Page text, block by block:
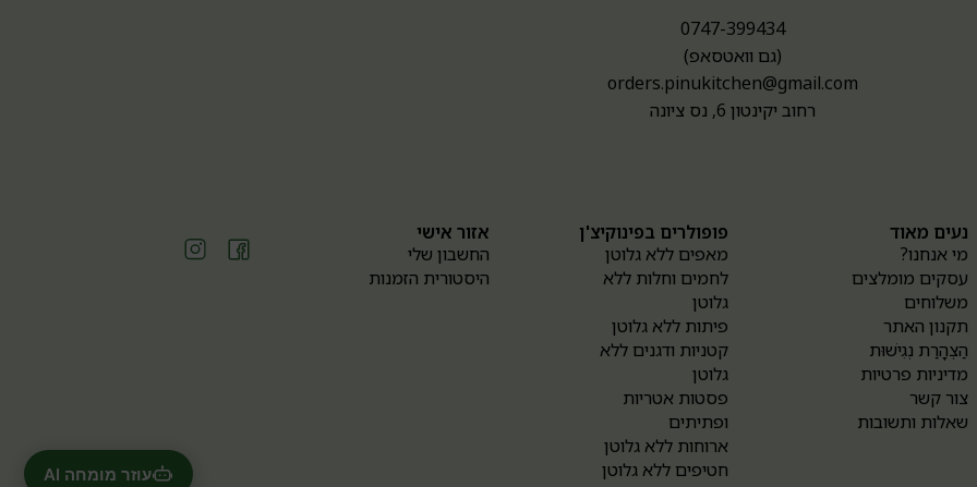
0747-399434
(גם וואטסאפ)
orders.pinukitchen@gmail.com
רחוב יקינטון 6, נס ציונה
נעים מאוד
מי אנחנו?
עסקים מומלצים
משלוחים
תקנון האתר
הַצְהָרַת נְגִישׁוּת
מדיניות פרטיות
צור קשר
שאלות ותשובות
פופולרים בפינוקיצ'ן
מאפים ללא גלוטן
לחמים וחלות ללא
גלוטן
פיתות ללא גלוטן
קטניות ודגנים ללא
גלוטן
פסטות אטריות
ופתיתים
ארוחות ללא גלוטן
חטיפים ללא גלוטן
אזור אישי
החשבון שלי
היסטורית הזמנות
עוזר מומחה AI